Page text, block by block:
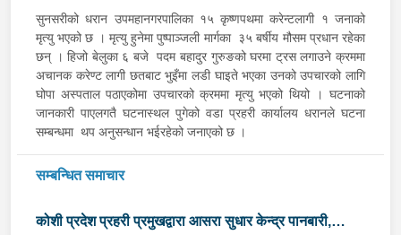
सुनसरीको धरान उपमहानगरपालिका १५ कृष्णपथमा करेन्टलागी १ जनाको
मृत्यु भएको छ । मृत्यु हुनेमा पुष्पाञ्जली मार्गका ३५ बर्षीय मौसम प्रधान रहेका
छन् । हिजो बेलुका ६ बजे पदम बहादुर गुरुङको घरमा ट्रस लगाउने क्रममा
अचानक करेण्ट लागी छतबाट भुइँमा लडी घाइते भएका उनको उपचारको लागि
घोपा अस्पताल पठाएकोमा उपचारको क्रममा मृत्यु भएको थियो । घटनाको
जानकारी पाएलगतै घटनास्थल पुगेको वडा प्रहरी कार्यालय धरानले घटना
सम्बन्धमा थप अनुसन्धान भईरहेको जनाएको छ ।
सम्बन्धित समाचार
कोशी प्रदेश प्रहरी प्रमुखद्वारा आसरा सुधार केन्द्र पानबारी,